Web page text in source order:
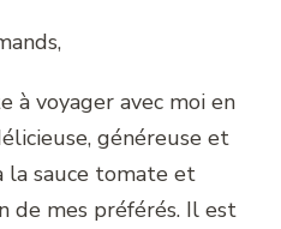
à voyager avec moi en
généreuse et
la sauce tomate et
de mes préférés. Il est